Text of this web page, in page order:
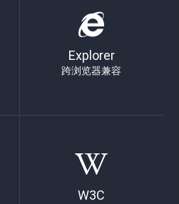
Explorer
跨浏览器兼容
W3C